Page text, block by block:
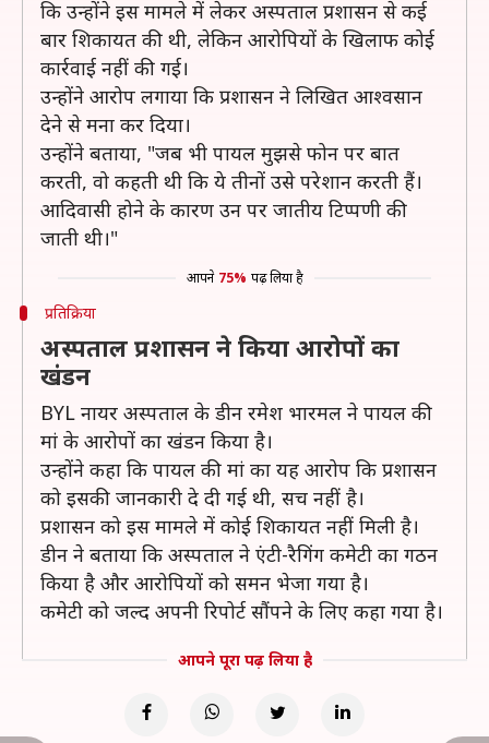
कि उन्होंने इस मामले में लेकर अस्पताल प्रशासन से कई
बार शिकायत की थी, लेकिन आरोपियों के खिलाफ कोई
कार्रवाई नहीं की गई।
उन्होंने आरोप लगाया कि प्रशासन ने लिखित आश्वसान
देने से मना कर दिया।
उन्होंने बताया, "जब भी पायल मुझसे फोन पर बात
करती, वो कहती थी कि ये तीनों उसे परेशान करती हैं।
आदिवासी होने के कारण उन पर जातीय टिप्पणी की
जाती थी।"
आपने 75% पढ़ लिया है
प्रतिक्रिया
अस्पताल प्रशासन ने किया आरोपों का
खंडन
BYL नायर अस्पताल के डीन रमेश भारमल ने पायल की
मां के आरोपों का खंडन किया है।
उन्होंने कहा कि पायल की मां का यह आरोप कि प्रशासन
को इसकी जानकारी दे दी गई थी, सच नहीं है।
प्रशासन को इस मामले में कोई शिकायत नहीं मिली है।
डीन ने बताया कि अस्पताल ने एंटी-रैगिंग कमेटी का गठन
किया है और आरोपियों को समन भेजा गया है।
कमेटी को जल्द अपनी रिपोर्ट सौंपने के लिए कहा गया है।
आपने पूरा पढ़ लिया है